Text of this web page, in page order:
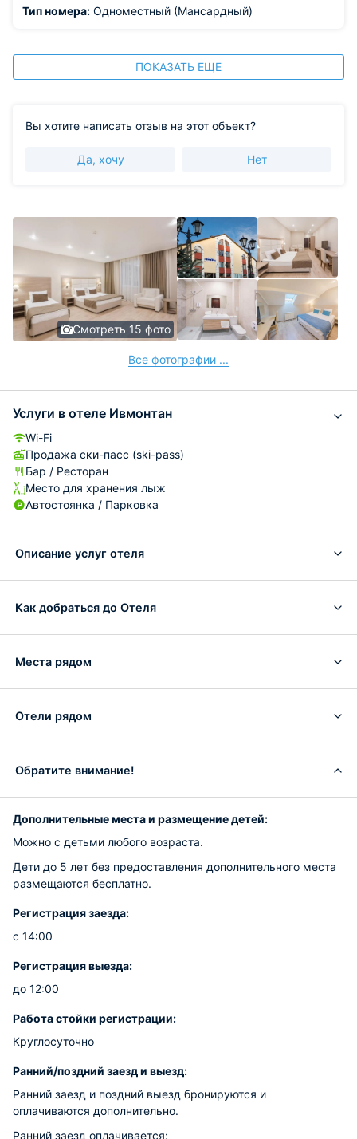
Девочки администраторы приветливые и отзывчивые.
Тип номера: Одноместный (Мансардный)
ПОКАЗАТЬ ЕЩЕ
Вы хотите написать отзыв на этот объект?
Да, хочу Нет
Смотреть 15 фото
Все фотографии ...
Услуги в отеле Ивмонтан
Wi-Fi
Продажа ски-пасс (ski-pass)
Бар / Ресторан
Место для хранения лыж
Автостоянка / Парковка
Описание услуг отеля
Как добраться до Отеля
Места рядом
Отели рядом
Обратите внимание!
Дополнительные места и размещение детей:
Можно с детьми любого возраста.
Дети до 5 лет без предоставления дополнительного места
размещаются бесплатно.
Регистрация заезда:
с 14:00
Регистрация выезда:
до 12:00
Работа стойки регистрации:
Круглосуточно
Ранний/поздний заезд и выезд:
Ранний заезд и поздний выезд бронируются и
оплачиваются дополнительно.
Ранний заезд оплачивается: